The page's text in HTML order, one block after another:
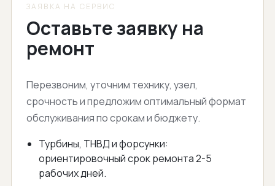
ЗАЯВКА НА СЕРВИС
Оставьте заявку на
ремонт
Перезвоним, уточним технику, узел,
срочность и предложим оптимальный формат
обслуживания по срокам и бюджету.
Турбины, ТНВД и форсунки:
ориентировочный срок ремонта 2-5
рабочих дней.